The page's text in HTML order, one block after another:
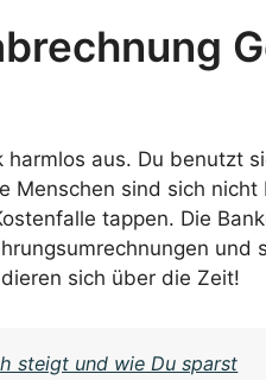
aus. Du benutzt
Menschen sind sich nicht
tappen. Die
und
sich über die Zeit!
steigt und wie Du sparst